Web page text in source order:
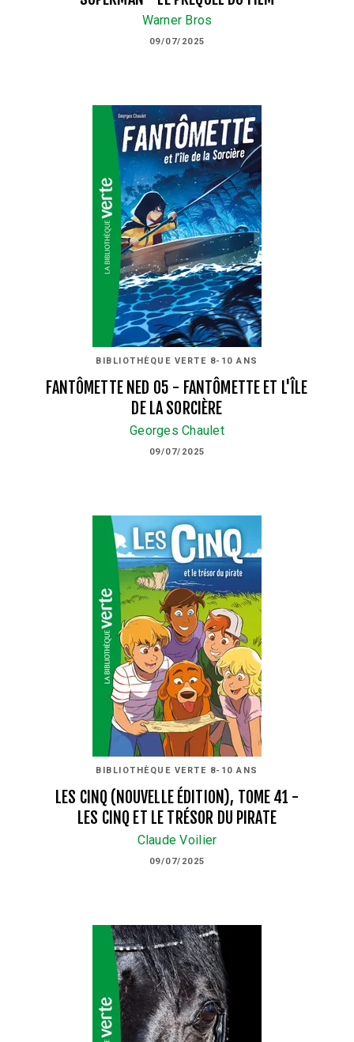
Warner Bros
09/07/2025
BIBLIOTHÈQUE VERTE 8-10 ANS
FANTÔMETTE NED 05 - FANTÔMETTE ET L'ÎLE
DE LA SORCIÈRE
Georges Chaulet
09/07/2025
BIBLIOTHÈQUE VERTE 8-10 ANS
LES CINQ (NOUVELLE ÉDITION), TOME 41 -
LES CINQ ET LE TRÉSOR DU PIRATE
Claude Voilier
09/07/2025